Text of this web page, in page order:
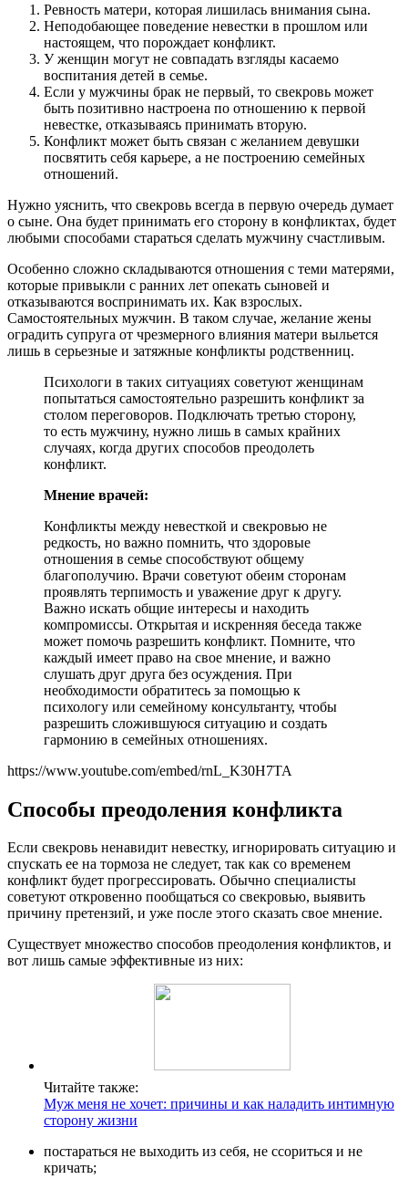
Ревность матери, которая лишилась внимания сына.
Неподобающее поведение невестки в прошлом или
настоящем, что порождает конфликт.
У женщин могут не совпадать взгляды касаемо
воспитания детей в семье.
Если у мужчины брак не первый, то свекровь может
быть позитивно настроена по отношению к первой
невестке, отказываясь принимать вторую.
Конфликт может быть связан с желанием девушки
посвятить себя карьере, а не построению семейных
отношений.
Нужно уяснить, что свекровь всегда в первую очередь думает
о сыне. Она будет принимать его сторону в конфликтах, будет
любыми способами стараться сделать мужчину счастливым.
Особенно сложно складываются отношения с теми матерями,
которые привыкли с ранних лет опекать сыновей и
отказываются воспринимать их. Как взрослых.
Самостоятельных мужчин. В таком случае, желание жены
оградить супруга от чрезмерного влияния матери выльется
лишь в серьезные и затяжные конфликты родственниц.
Психологи в таких ситуациях советуют женщинам
попытаться самостоятельно разрешить конфликт за
столом переговоров. Подключать третью сторону,
то есть мужчину, нужно лишь в самых крайних
случаях, когда других способов преодолеть
конфликт.
Мнение врачей:
Конфликты между невесткой и свекровью не
редкость, но важно помнить, что здоровые
отношения в семье способствуют общему
благополучию. Врачи советуют обеим сторонам
проявлять терпимость и уважение друг к другу.
Важно искать общие интересы и находить
компромиссы. Открытая и искренняя беседа также
может помочь разрешить конфликт. Помните, что
каждый имеет право на свое мнение, и важно
слушать друг друга без осуждения. При
необходимости обратитесь за помощью к
психологу или семейному консультанту, чтобы
разрешить сложившуюся ситуацию и создать
гармонию в семейных отношениях.
https://www.youtube.com/embed/rnL_K30H7TA
Способы преодоления конфликта
Если свекровь ненавидит невестку, игнорировать ситуацию и
спускать ее на тормоза не следует, так как со временем
конфликт будет прогрессировать. Обычно специалисты
советуют откровенно пообщаться со свекровью, выявить
причину претензий, и уже после этого сказать свое мнение.
Существует множество способов преодоления конфликтов, и
вот лишь самые эффективные из них:
Читайте также:
Муж меня не хочет: причины и как наладить интимную
сторону жизни
постараться не выходить из себя, не ссориться и не
кричать;